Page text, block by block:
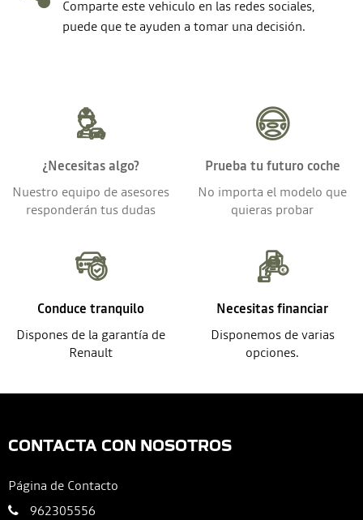
Comparte este vehiculo en las redes sociales,
puede que te ayuden a tomar una decisión.
¿Necesitas algo?
Nuestro equipo de asesores
responderán tus dudas
Prueba tu futuro coche
No importa el modelo que
quieras probar
Conduce tranquilo
Dispones de la garantía de
Renault
Necesitas financiar
Disponemos de varias
opciones.
CONTACTA CON NOSOTROS
Página de Contacto
962305556